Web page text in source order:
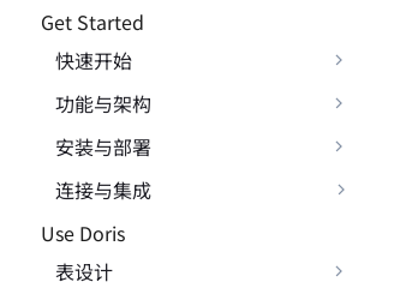
Get Started
快速开始
功能与架构
安装与部署
连接与集成
Use Doris
表设计